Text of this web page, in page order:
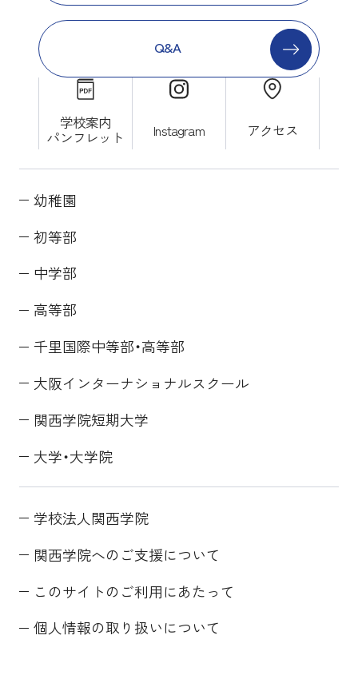
Q&A
学校案内
パンフレット Instagram アクセス
幼稚園
初等部
中学部
高等部
千里国際中等部・高等部
大阪インターナショナルスクール
関西学院短期大学
大学・大学院
学校法人関西学院
関西学院へのご支援について
このサイトのご利用にあたって
個人情報の取り扱いについて